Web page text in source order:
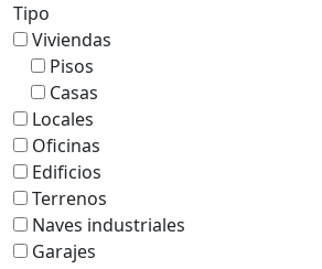
Tipo
Viviendas
Pisos
Casas
Locales
Oficinas
Edificios
Terrenos
Naves industriales
Garajes